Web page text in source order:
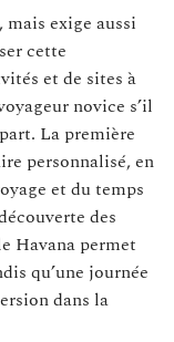
exige aussi
cette
et de sites à
novice s’il
La première
personnalisé, en
et du temps
des
Havana permet
qu’une journée
dans la